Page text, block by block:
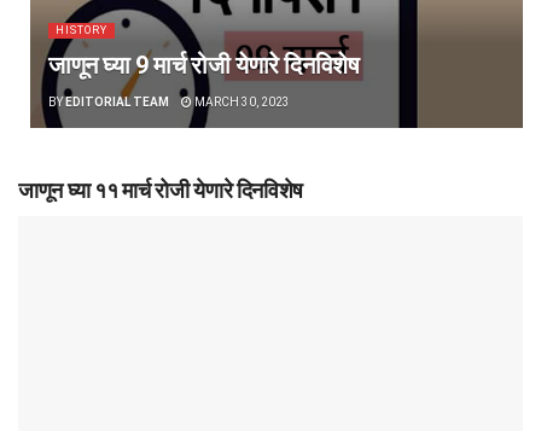
HISTORY
जाणून घ्या 9 मार्च रोजी येणारे दिनविशेष
BYEDITORIAL TEAM MARCH 30, 2023
जाणून घ्या ११ मार्च रोजी येणारे दिनविशेष